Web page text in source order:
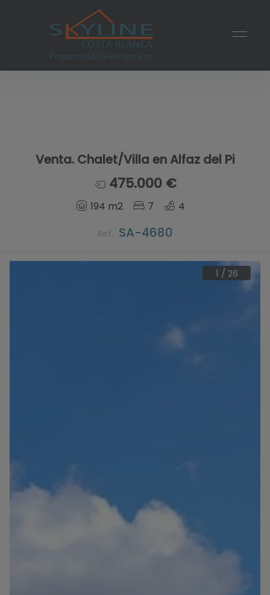
Venta. Chalet/Villa en Alfaz del Pi
475.000 €
194 m2 7 4
Ref. SA-4680
1 / 26